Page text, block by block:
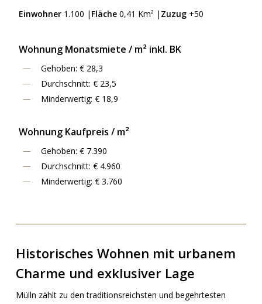
Einwohner1.100 | Fläche0,41 Km² | Zuzug+50
Wohnung Monatsmiete / m² inkl. BK
Gehoben: € 28,3
Durchschnitt: € 23,5
Minderwertig: € 18,9
Wohnung Kaufpreis / m²
Gehoben: € 7.390
Durchschnitt: € 4.960
Minderwertig: € 3.760
Historisches Wohnen mit urbanem
Charme und exklusiver Lage
Mülln zählt zu den traditionsreichsten und begehrtesten